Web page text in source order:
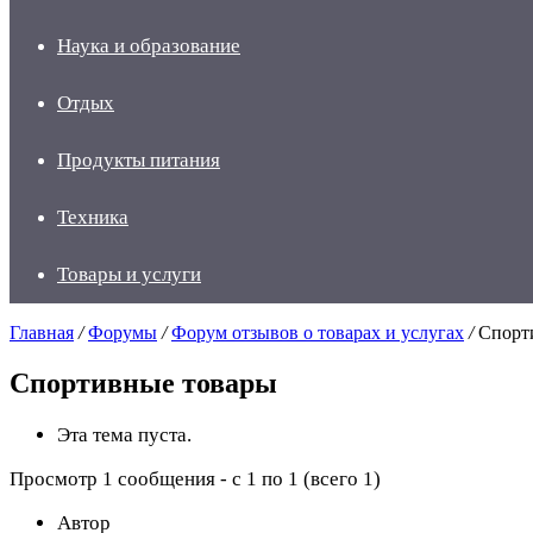
Наука и образование
Отдых
Продукты питания
Техника
Товары и услуги
Главная / Форумы / Форум отзывов о товарах и услугах /
Спортивные товары
Эта тема пуста.
Просмотр 1 сообщения - с 1 по 1 (всего 1)
Автор